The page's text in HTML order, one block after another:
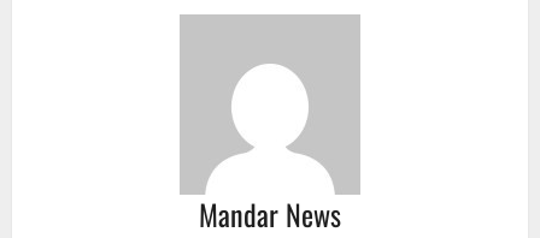
Mandar News